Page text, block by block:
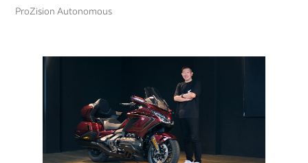
ProZision Autonomous